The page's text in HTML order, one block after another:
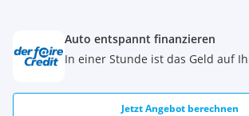
Auto entspannt finanzieren
In einer Stunde ist das Geld auf
Jetzt Angebot berechnen